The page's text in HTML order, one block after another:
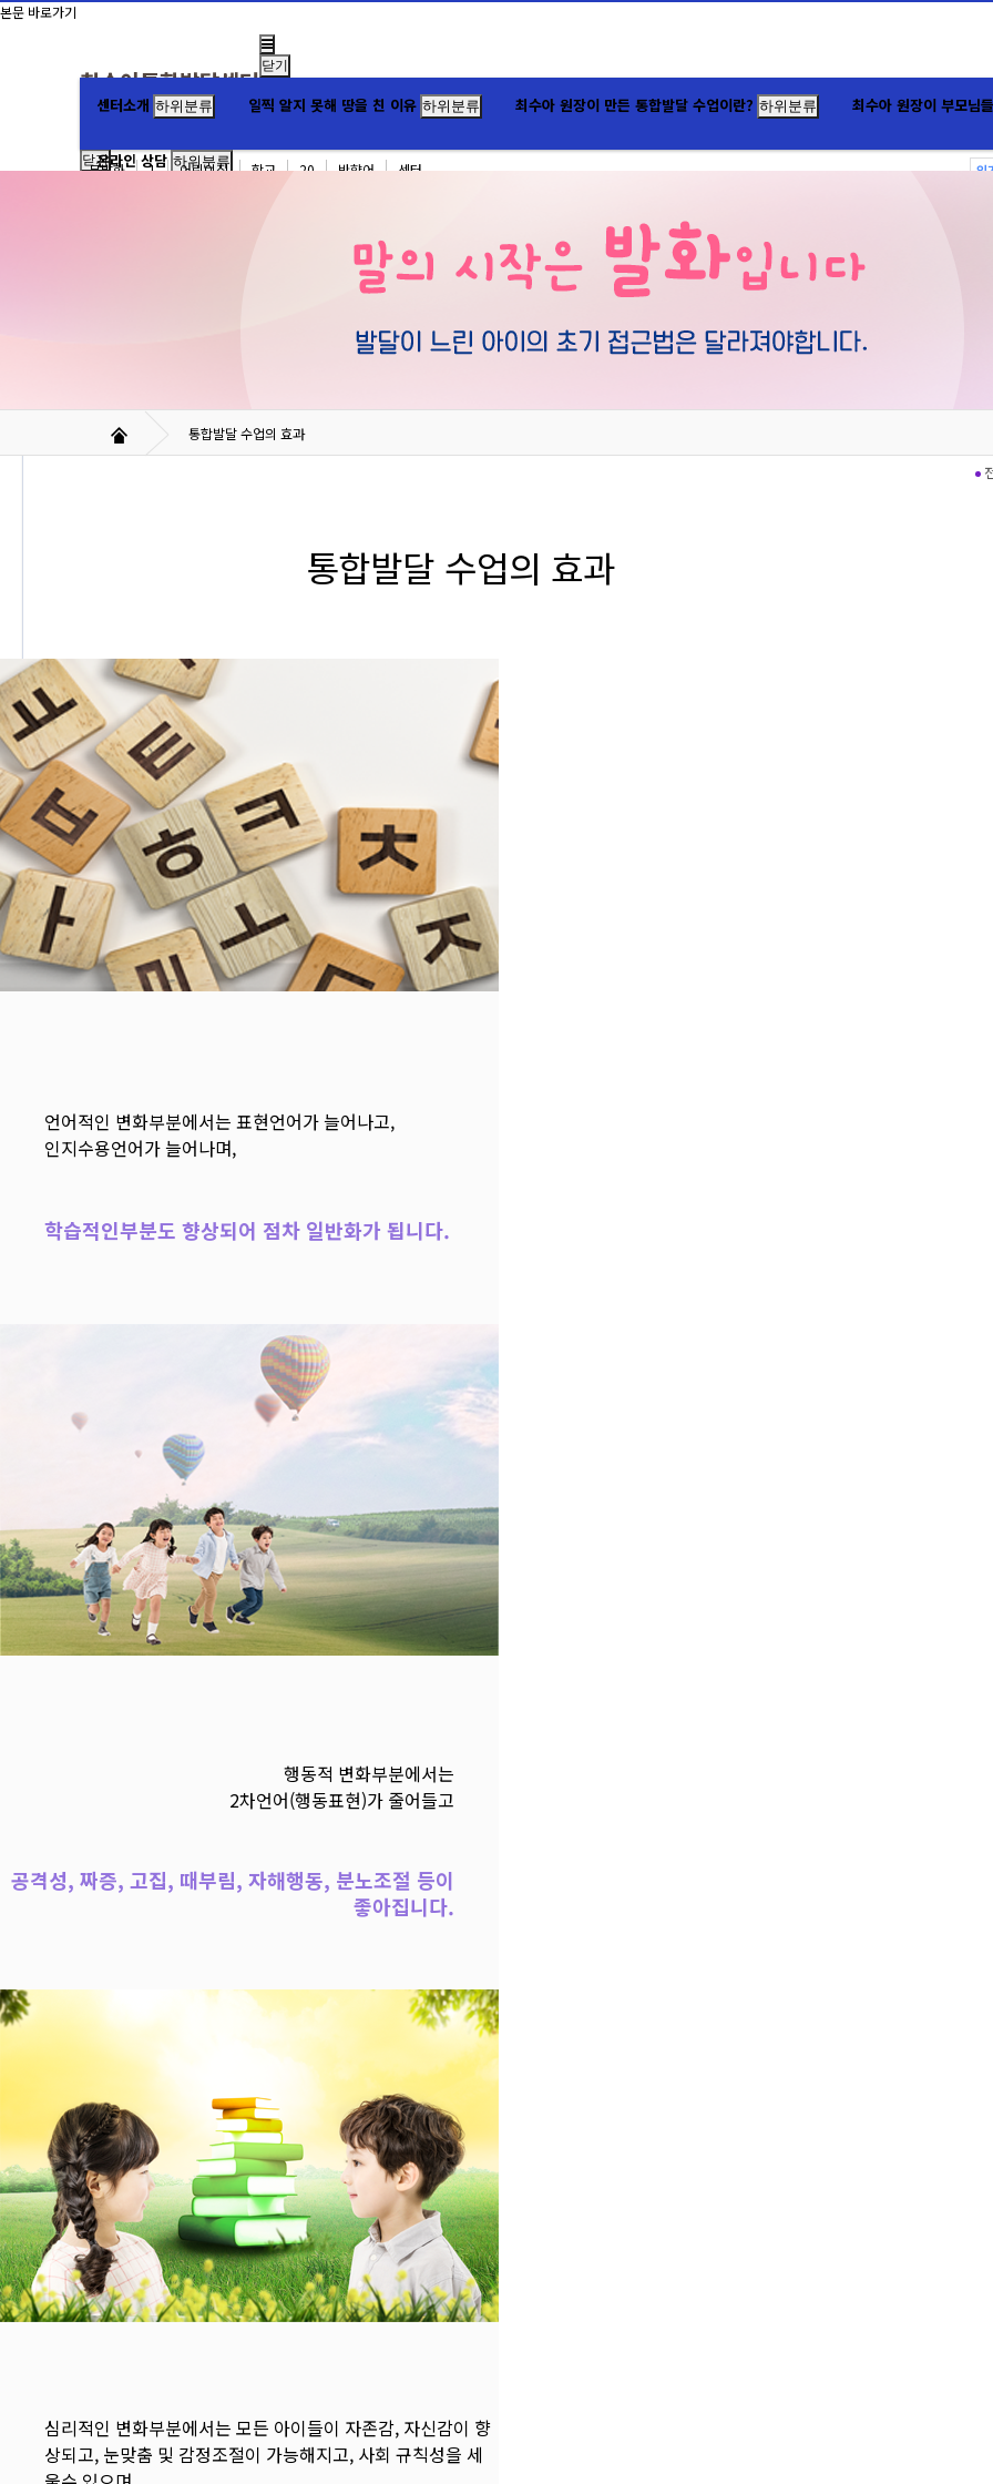
본문 바로가기
최수아통합발달센터
무발화/자발화 전문센터
닫기
회원가입
센터소개 하위분류 일찍 알지 못해 땅을 친 이유 하위분류 최수아 원장이 만든 통합발달 수업이란? 하위분류 최수아 원장이 부모님
온라인 상담 하위분류
닫기
접속자7
새글
통합발달 수업의 효과
통합발달 수업의 효과
언어적인 변화부분에서는 표현언어가 늘어나고,
인지수용언어가 늘어나며,
학습적인부분도 향상되어 점차 일반화가 됩니다.
행동적 변화부분에서는
2차언어(행동표현)가 줄어들고
공격성, 짜증, 고집, 때부림, 자해행동, 분노조절 등이
좋아집니다.
심리적인 변화부분에서는 모든 아이들이 자존감, 자신감이 향
상되고, 눈맞춤 및 감정조절이 가능해지고, 사회 규칙성을 세
인
무발화 1 어린이집 학교 20 반향어 센터